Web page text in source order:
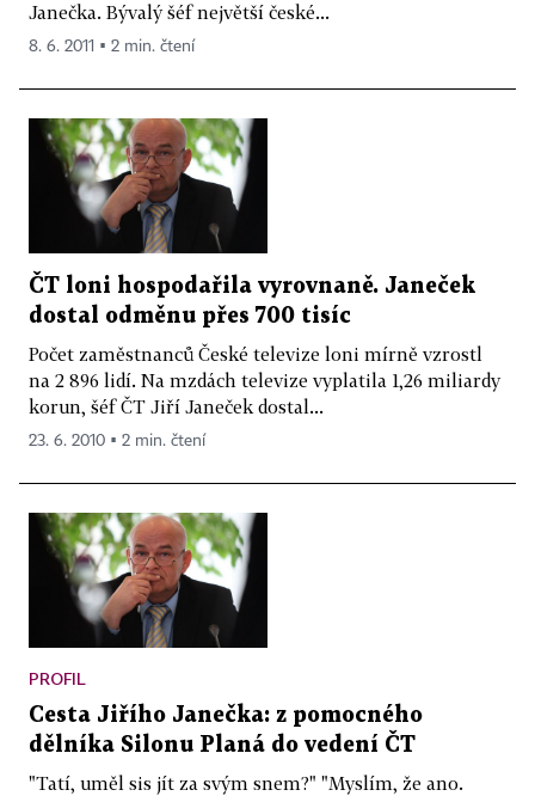
Janečka. Bývalý šéf největší české...
8. 6. 2011 ▪ 2 min. čtení
ČT loni hospodařila vyrovnaně. Janeček
dostal odměnu přes 700 tisíc
Počet zaměstnanců České televize loni mírně vzrostl
na 2 896 lidí. Na mzdách televize vyplatila 1,26 miliardy
korun, šéf ČT Jiří Janeček dostal...
23. 6. 2010 ▪ 2 min. čtení
PROFIL
Cesta Jiřího Janečka: z pomocného
dělníka Silonu Planá do vedení ČT
"Tatí, uměl sis jít za svým snem?" "Myslím, že ano.